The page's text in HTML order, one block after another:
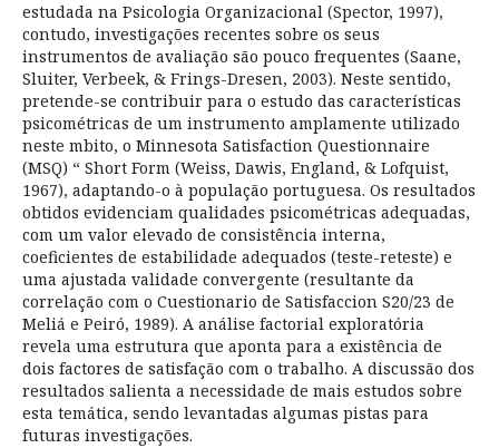
estudada na Psicologia Organizacional (Spector, 1997),
contudo, investigações recentes sobre os seus
instrumentos de avaliação são pouco frequentes (Saane,
Sluiter, Verbeek, & Frings-Dresen, 2003). Neste sentido,
pretende-se contribuir para o estudo das características
psicométricas de um instrumento amplamente utilizado
neste mbito, o Minnesota Satisfaction Questionnaire
(MSQ) “ Short Form (Weiss, Dawis, England, & Lofquist,
1967), adaptando-o à população portuguesa. Os resultados
obtidos evidenciam qualidades psicométricas adequadas,
com um valor elevado de consistência interna,
coeficientes de estabilidade adequados (teste-reteste) e
uma ajustada validade convergente (resultante da
correlação com o Cuestionario de Satisfaccion S20/23 de
Meliá e Peiró, 1989). A análise factorial exploratória
revela uma estrutura que aponta para a existência de
dois factores de satisfação com o trabalho. A discussão dos
resultados salienta a necessidade de mais estudos sobre
esta temática, sendo levantadas algumas pistas para
futuras investigações.